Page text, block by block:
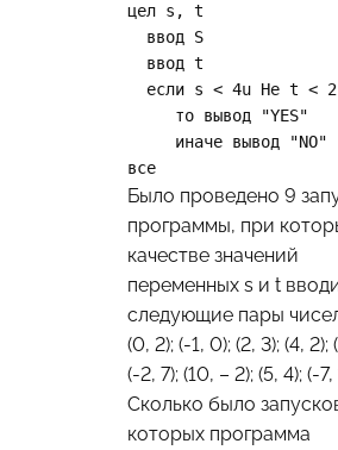
цел s, t
все
Было проведено 9
программы, при
качестве значений
переменных s и t
следующие пары
(0, 2); (-1, 0); (2, 3); (4, 2);
(-2, 7); (10, – 2); (5, 4); (-7,
Сколько было
которых программа